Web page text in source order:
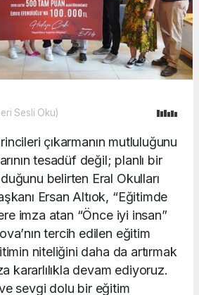
Sesli Oku)
çıkarmanın mutluluğunu
tesadüf değil; planlı bir
belirten Eral Okulları
Ersan Altıok, “Eğitimde
imza atan “Önce iyi insan”
tercih edilen eğitim
niteliğini daha da artırmak
kararlılıkla devam ediyoruz.
sevgi dolu bir eğitim